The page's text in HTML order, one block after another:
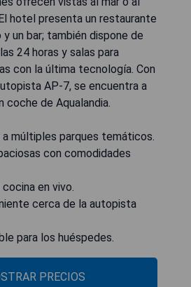
hotel presenta un restaurante
un bar; también dispone de
24 horas y salas para
con la última tecnología. Con
AP-7, se encuentra a
coche de Aqualandia.
múltiples parques temáticos.
con comodidades
en vivo.
cerca de la autopista
para los huéspedes.
PRECIOS